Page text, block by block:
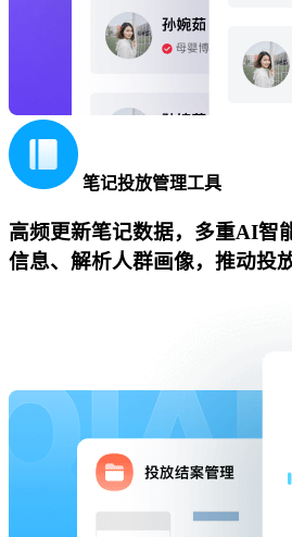
笔记投放管理工具
高频更新笔记数据，多重AI智
信息、解析人群画像，推动投